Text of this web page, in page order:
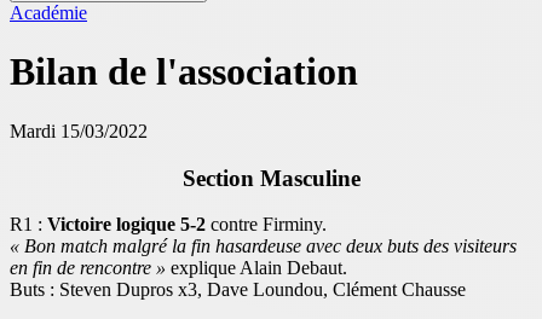
Académie
Bilan de l'association
Mardi 15/03/2022
Section Masculine
R1 : Victoire logique 5-2 contre Firminy.
« Bon match malgré la fin hasardeuse avec deux buts des visiteurs
en fin de rencontre » explique Alain Debaut.
Buts : Steven Dupros x3, Dave Loundou, Clément Chausse